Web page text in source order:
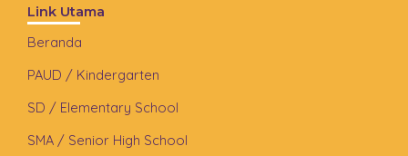
Link Utama
Beranda
PAUD / Kindergarten
SD / Elementary School
SMA / Senior High School